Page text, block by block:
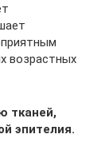
возрастных
тканей,
эпителия.